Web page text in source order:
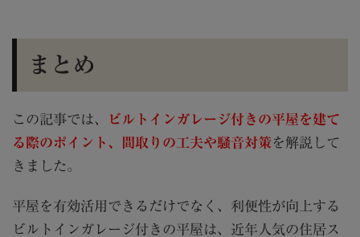
まとめ
この記事では、
ビルトインガレージ付きの平屋を建て
る際のポイント、間取りの工夫や騒音対策を解説して
きました。
平屋を有効活用できるだけでなく、利便性が向上する
ビルトインガレージ付きの平屋は、近年人気の住居ス